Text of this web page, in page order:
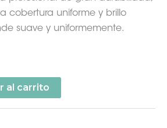
cobertura uniforme y brillo
suave y uniformemente.
al carrito